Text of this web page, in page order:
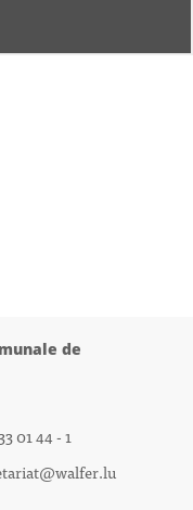
de
01 44 - 1